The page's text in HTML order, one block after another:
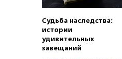
Судьба наследства:
истории
удивительных
завещаний